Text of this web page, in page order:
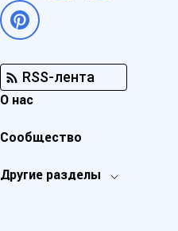
RSS-лента
Другие разделы
О нас
Сообщество